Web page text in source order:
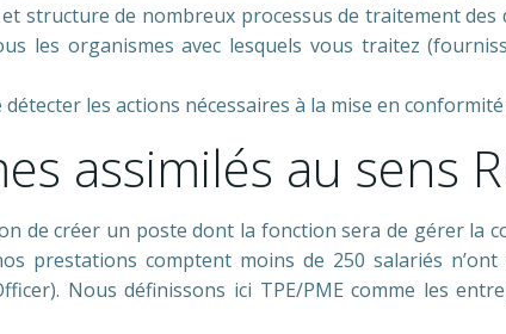
structure de nombreux processus de traitement
les organismes avec lesquels vous traitez
les actions nécessaires à la mise en
assimilés au sens
de créer un poste dont la fonction sera de gérer la
prestations comptent moins de 250 salariés n’ont
Nous définissons ici TPE/PME comme les